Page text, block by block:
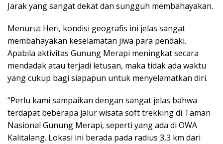
Jarak yang sangat dekat dan sungguh membahayakan.
Menurut Heri, kondisi geografis ini jelas sangat
membahayakan keselamatan jiwa para pendaki.
Apabila aktivitas Gunung Merapi meningkat secara
mendadak atau terjadi letusan, maka tidak ada waktu
yang cukup bagi siapapun untuk menyelamatkan diri.
“Perlu kami sampaikan dengan sangat jelas bahwa
terdapat beberapa jalur wisata soft trekking di Taman
Nasional Gunung Merapi, seperti yang ada di OWA
Kalitalang. Lokasi ini berada pada radius 3,3 km dari